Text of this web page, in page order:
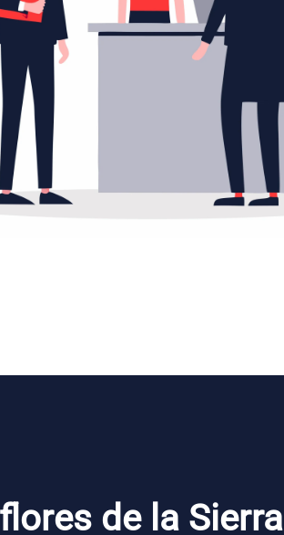
de la Sierra